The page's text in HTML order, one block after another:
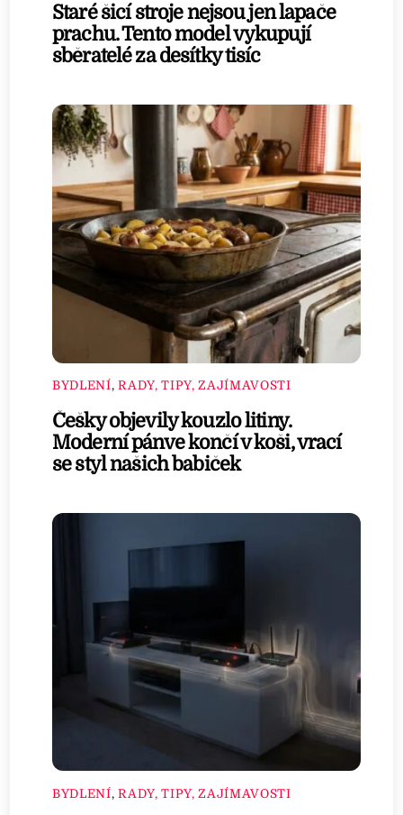
Staré šicí stroje nejsou jen lapače
prachu. Tento model vykupují
sběratelé za desítky tisíc
BYDLENÍ,RADY, TIPY, ZAJÍMAVOSTI
Češky objevily kouzlo litiny.
Moderní pánve končí v koši, vrací
se styl našich babiček
BYDLENÍ,RADY, TIPY, ZAJÍMAVOSTI